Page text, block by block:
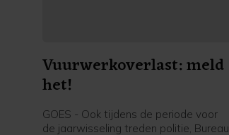
Vuurwerkoverlast: meld
het!
GOES - Ook tijdens de periode voor
de jaarwisseling treden politie, Bureau